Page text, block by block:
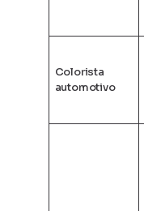
Colorista
automotivo